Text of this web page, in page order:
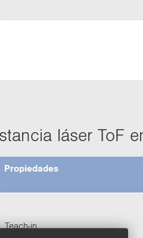
láser ToF
Pro­pie­da­des
Teach-​in